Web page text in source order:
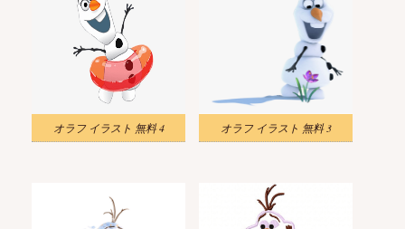
オラフ イラスト 無料 4 オラフ イラスト 無料 3